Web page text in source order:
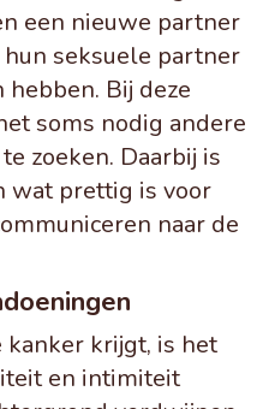
een nieuwe partner
seksuele partner
Bij deze
soms nodig andere
zoeken. Daarbij is
wat prettig is voor
naar de
kanker krijgt, is het
en intimiteit